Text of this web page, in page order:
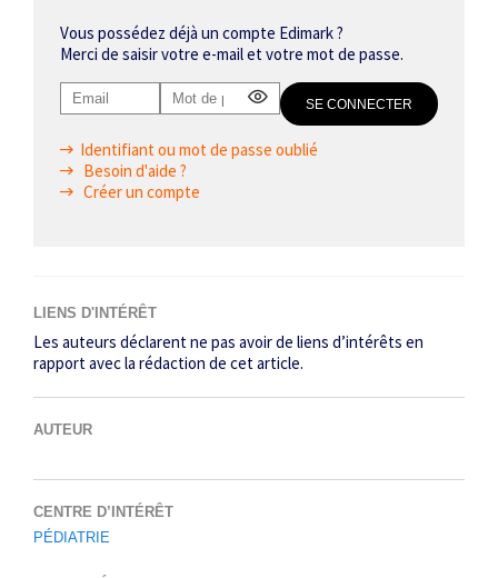
Vous possédez déjà un compte Edimark ?
Merci de saisir votre e-mail et votre mot de passe.
Identifiant ou mot de passe oublié
Besoin d'aide ?
Créer un compte
LIENS D'INTÉRÊT
Les auteurs déclarent ne pas avoir de liens d’intérêts en
rapport avec la rédaction de cet article.
AUTEUR
CENTRE D’INTÉRÊT
PÉDIATRIE